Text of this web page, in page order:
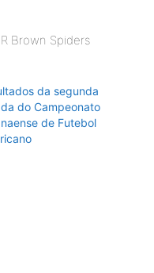
Brown Spiders
da segunda
do Campeonato
de Futebol